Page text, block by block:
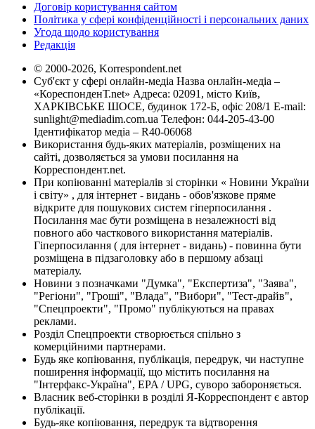
Договір користування сайтом
Політика у сфері конфіденційності і персональних даних
Угода щодо користування
Редакція
© 2000-2026, Korrespondent.net
Суб'єкт у сфері онлайн-медіа Назва онлайн-медіа –
«КореспонденТ.net» Адреса: 02091, місто Київ,
ХАРКІВСЬКЕ ШОСЕ, будинок 172-Б, офіс 208/1 E-mail:
sunlight@mediadim.com.ua Телефон: 044-205-43-00
Ідентифікатор медіа – R40-06068
Використання будь-яких матеріалів, розміщених на
сайті, дозволяється за умови посилання на
Корреспондент.net.
При копіюванні матеріалів зі сторінки « Новини України
і світу» , для інтернет - видань - обов'язкове пряме
відкрите для пошукових систем гіперпосилання .
Посилання має бути розміщена в незалежності від
повного або часткового використання матеріалів.
Гіперпосилання ( для інтернет - видань) - повинна бути
розміщена в підзаголовку або в першому абзаці
матеріалу.
Новини з позначками "Думка", "Експертиза", "Заява",
"Регіони", "Гроші", "Влада", "Вибори", "Тест-драйв",
"Спецпроекти", "Промо" публікуються на правах
реклами.
Розділ Спецпроекти створюється спільно з
комерційними партнерами.
Будь яке копіювання, публікація, передрук, чи наступне
поширення інформації, що містить посилання на
"Інтерфакс-Україна", EPA / UPG, суворо забороняється.
Власник веб-сторінки в розділі Я-Корреспондент є автор
публікації.
Будь-яке копіювання, передрук та відтворення